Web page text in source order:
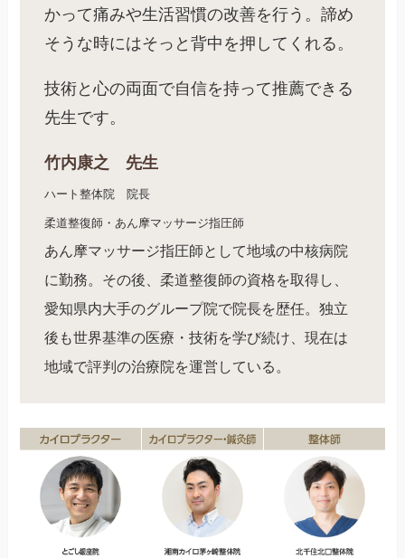
かって痛みや生活習慣の改善を行う。諦め
そうな時にはそっと背中を押してくれる。
技術と心の両面で自信を持って推薦できる
先生です。
竹内康之 先生
ハート整体院 院長
柔道整復師・あん摩マッサージ指圧師
あん摩マッサージ指圧師として地域の中核病院
に勤務。その後、柔道整復師の資格を取得し、
愛知県内大手のグループ院で院長を歴任。独立
後も世界基準の医療・技術を学び続け、現在は
地域で評判の治療院を運営している。